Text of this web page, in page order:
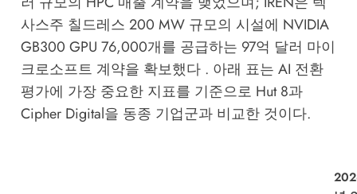
사스주 칠드레스 200 MW 규모의 시설에 NVIDIA
GB300 GPU 76,000개를 공급하는 97억 달러 마이
크로소프트 계약을 확보했다 . 아래 표는 AI 전환
평가에 가장 중요한 지표를 기준으로 Hut 8과
Cipher Digital을 동종 기업군과 비교한 것이다.